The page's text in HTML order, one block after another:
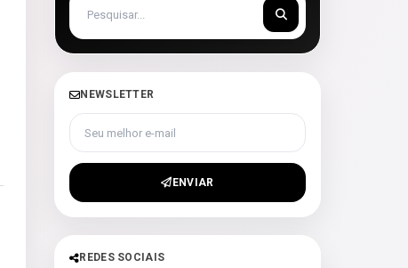
NEWSLETTER
Seu melhor e-mail
ENVIAR
REDES SOCIAIS